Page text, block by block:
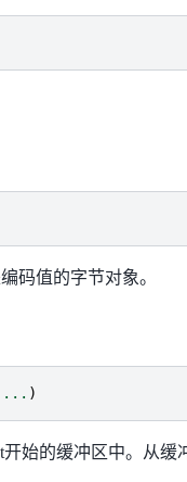
码值的字节对象。
... )
开始的缓冲区中。从缓